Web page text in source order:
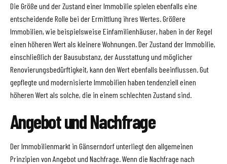
Die Größe und der Zustand einer Immobilie spielen ebenfalls eine
entscheidende Rolle bei der Ermittlung ihres Wertes. Größere
Immobilien, wie beispielsweise Einfamilienhäuser, haben in der Regel
einen höheren Wert als kleinere Wohnungen. Der Zustand der Immobilie,
einschließlich der Bausubstanz, der Ausstattung und möglicher
Renovierungsbedürftigkeit, kann den Wert ebenfalls beeinflussen. Gut
gepflegte und modernisierte Immobilien haben tendenziell einen
höheren Wert als solche, die in einem schlechten Zustand sind.
Angebot und Nachfrage
Der Immobilienmarkt in Gänserndorf unterliegt den allgemeinen
Prinzipien von Angebot und Nachfrage. Wenn die Nachfrage nach